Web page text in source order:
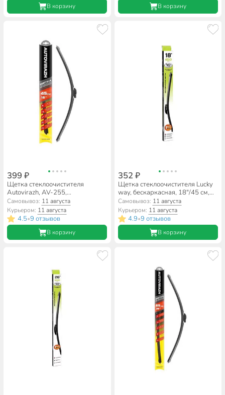
В корзину В корзину
399 ₽
Щетка стеклоочистителя
Autovirazh, AV-255,
бескаркасная, мультиадаптер,
18"/45 см, AV-001817
Самовывоз: 11 августа
Курьером: 11 августа
4.5•9 отзывов
В корзину
352 ₽
Щетка стеклоочистителя Lucky
way, бескаркасная, 18"/45 см,
SCHET157
Самовывоз: 11 августа
Курьером: 11 августа
4.9•9 отзывов
В корзину